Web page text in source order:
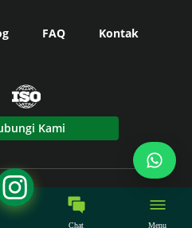
FAQ Kontak
Kami
All Rights Reserved -
Chat Menu